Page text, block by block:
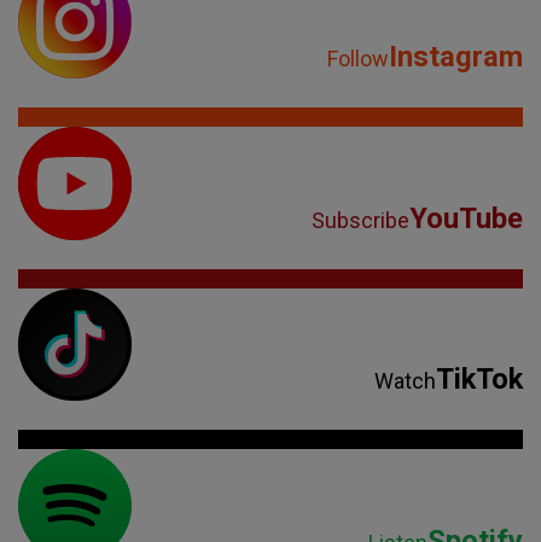
FollowInstagram
SubscribeYouTube
WatchTikTok